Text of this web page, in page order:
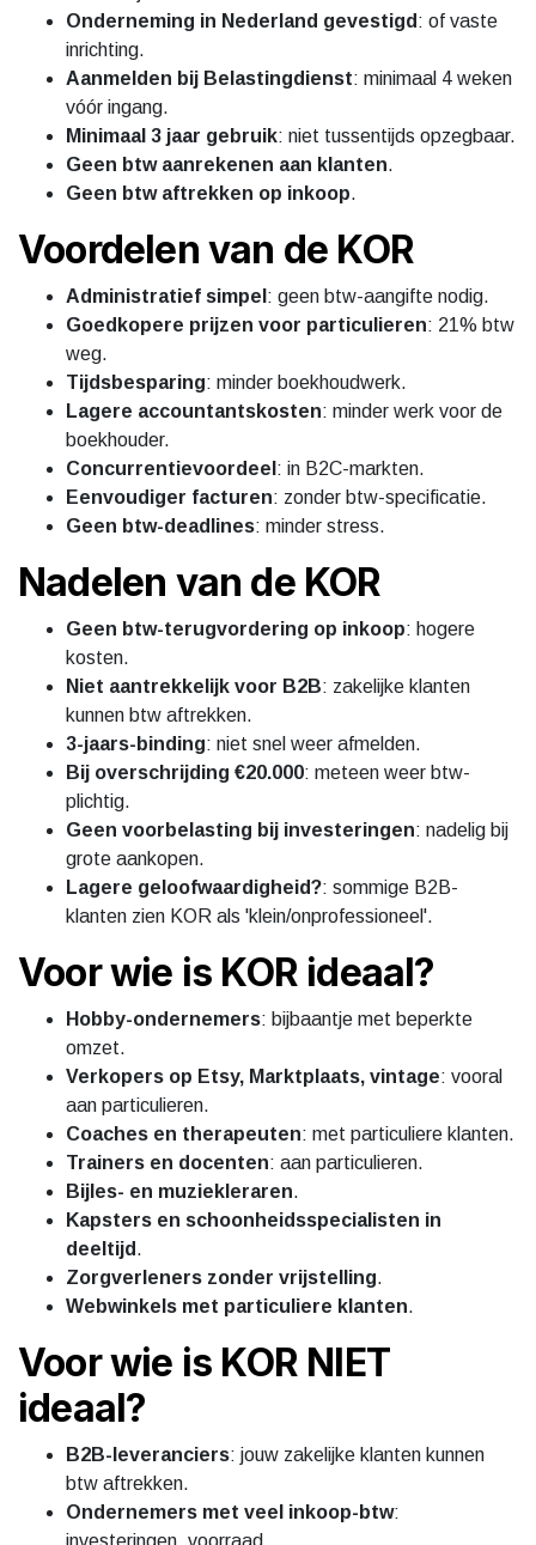
Onderneming in Nederland gevestigd : of vaste
inrichting.
Aanmelden bij Belastingdienst: minimaal 4 weken
vóór ingang.
Minimaal 3 jaar gebruik: niet tussentijds opzegbaar.
Geen btw aanrekenen aan klanten.
Geen btw aftrekken op inkoop.
Voordelen van de KOR
Administratief simpel : geen btw-aangifte nodig.
Goedkopere prijzen voor particulieren: 21% btw
weg.
Tijdsbesparing: minder boekhoudwerk.
Lagere accountantskosten: minder werk voor de
boekhouder.
Concurrentievoordeel : in B2C-markten.
Eenvoudiger facturen: zonder btw-specificatie.
Geen btw-deadlines: minder stress.
Nadelen van de KOR
Geen btw-terugvordering op inkoop: hogere
kosten.
Niet aantrekkelijk voor B2B: zakelijke klanten
kunnen btw aftrekken.
3-jaars-binding: niet snel weer afmelden.
Bij overschrijding €20.000: meteen weer btw-
plichtig.
Geen voorbelasting bij investeringen: nadelig bij
grote aankopen.
Lagere geloofwaardigheid?: sommige B2B-
klanten zien KOR als 'klein/onprofessioneel'.
Voor wie is KOR ideaal?
Hobby-ondernemers: bijbaantje met beperkte
omzet.
Verkopers op Etsy, Marktplaats, vintage: vooral
aan particulieren.
Coaches en therapeuten: met particuliere klanten.
Trainers en docenten: aan particulieren.
Bijles- en muziekleraren.
Kapsters en schoonheidsspecialisten in
deeltijd .
Zorgverleners zonder vrijstelling.
Webwinkels met particuliere klanten.
Voor wie is KOR NIET
ideaal?
B2B-leveranciers: jouw zakelijke klanten kunnen
btw aftrekken.
Ondernemers met veel inkoop-btw:
investeringen, voorraad.